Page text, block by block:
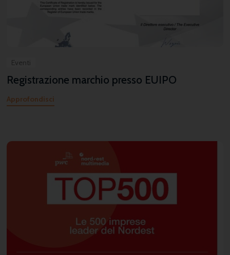
Eventi
Registrazione marchio presso EUIPO
Approfondisci